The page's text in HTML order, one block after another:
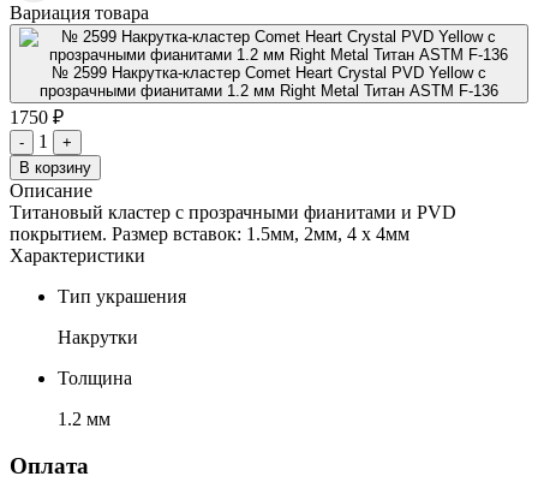
Вариация товара
№ 2599 Накрутка-кластер Comet Heart Crystal PVD Yellow с
прозрачными фианитами 1.2 мм Right Metal Титан ASTM F-136
1750 ₽
- 1
+
В корзину
Описание
Титановый кластер с прозрачными фианитами и PVD
покрытием. Размер вставок: 1.5мм, 2мм, 4 х 4мм
Характеристики
Тип украшения
Накрутки
Толщина
1.2 мм
Оплата